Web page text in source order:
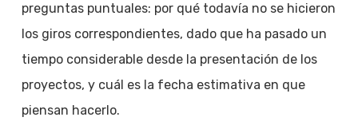
preguntas puntuales: por qué todavía no se hicieron
los giros correspondientes, dado que ha pasado un
tiempo considerable desde la presentación de los
proyectos, y cuál es la fecha estimativa en que
piensan hacerlo.